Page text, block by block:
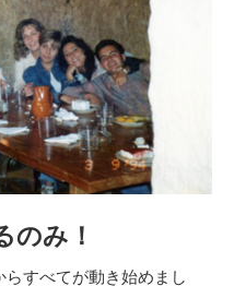
のみ！
すべてが動き始めまし